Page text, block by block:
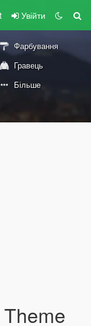
Увійти
Фарбування
Гравець
Більше